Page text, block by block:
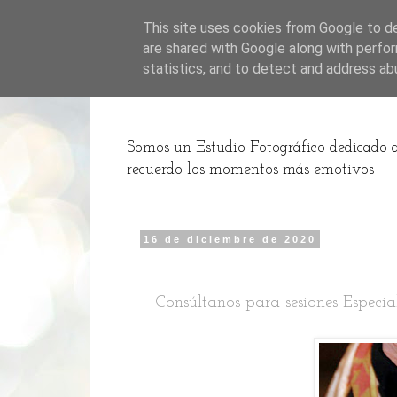
Pinto
Somos un Estudio Fotográfico dedicado
recuerdo los momentos más emotivos
16 de diciembre de 2020
Consúltanos para sesiones
This site uses cookies from Google to
are shared with Google along with
statistics, and to detect and address